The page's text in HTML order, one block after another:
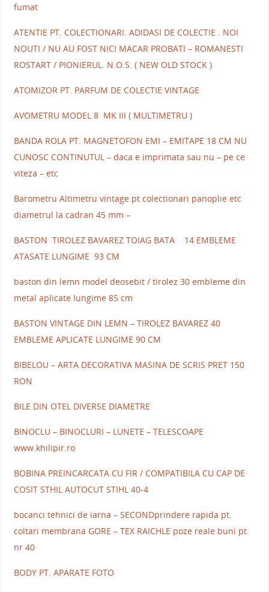
fumat
ATENTIE PT. COLECTIONARI. ADIDASI DE COLECTIE . NOI
NOUTI / NU AU FOST NICI MACAR PROBATI – ROMANESTI
ROSTART / PIONIERUL. N.O.S. ( NEW OLD STOCK )
ATOMIZOR PT. PARFUM DE COLECTIE VINTAGE
AVOMETRU MODEL 8 MK III ( MULTIMETRU )
BANDA ROLA PT. MAGNETOFON EMI – EMITAPE 18 CM NU
CUNOSC CONTINUTUL – daca e imprimata sau nu – pe ce
viteza – etc
Barometru Altimetru vintage pt colectionari panoplie etc
diametrul la cadran 45 mm –
BASTON TIROLEZ BAVAREZ TOIAG BATA 14 EMBLEME
ATASATE LUNGIME 93 CM
baston din lemn model deosebit / tirolez 30 embleme din
metal aplicate lungime 85 cm
BASTON VINTAGE DIN LEMN – TIROLEZ BAVAREZ 40
EMBLEME APLICATE LUNGIME 90 CM
BIBELOU – ARTA DECORATIVA MASINA DE SCRIS PRET 150
RON
BILE DIN OTEL DIVERSE DIAMETRE
BINOCLU – BINOCLURI – LUNETE – TELESCOAPE
www.khilipir.ro
BOBINA PREINCARCATA CU FIR / COMPATIBILA CU CAP DE
COSIT STHIL AUTOCUT STIHL 40-4
bocanci tehnici de iarna – SECONDprindere rapida pt.
coltari membrana GORE – TEX RAICHLE poze reale buni pt.
nr 40
BODY PT. APARATE FOTO